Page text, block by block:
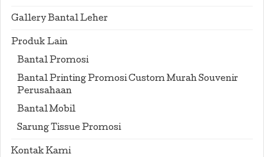
Gallery Bantal Leher
Produk Lain
Bantal Promosi
Bantal Printing Promosi Custom Murah Souvenir
Perusahaan
Bantal Mobil
Sarung Tissue Promosi
Kontak Kami